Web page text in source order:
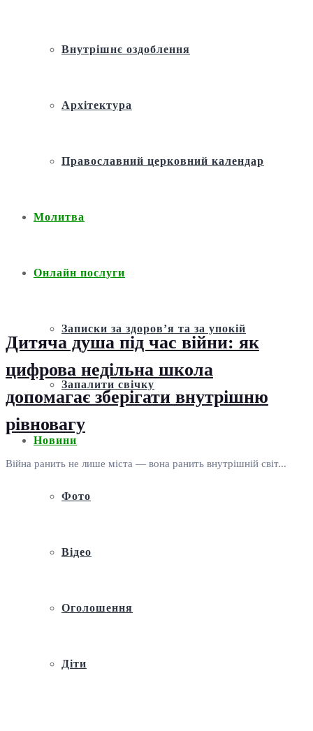
Внутрішнє оздоблення
Архітектура
Православний церковний календар
Молитва
Онлайн послуги
Записки за здоров’я та за упокій
Запалити свічку
Новини
Фото
Відео
Оголошення
Діти
Дитяча душа під час війни: як
цифрова недільна школа
допомагає зберігати внутрішню
рівновагу
Війна ранить не лише міста — вона ранить внутрішній світ...